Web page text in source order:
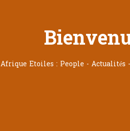
Afrique Etoiles : People -